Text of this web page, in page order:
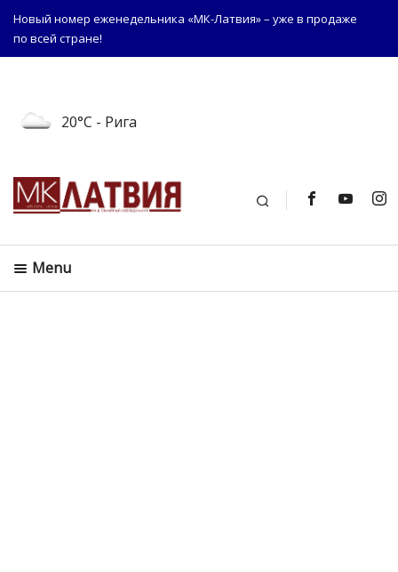
Новый номер еженедельника «МК-Латвия» – уже в продаже
по всей стране!
20°C - Рига
Поиск
Menu